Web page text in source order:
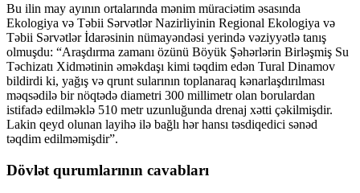
Bu ilin may ayının ortalarında mənim müraciətim əsasında
Ekologiya və Təbii Sərvətlər Nazirliyinin Regional Ekologiya və
Təbii Sərvətlər İdarəsinin nümayəndəsi yerində vəziyyətlə tanış
olmuşdu: “Araşdırma zamanı özünü Böyük Şəhərlərin Birləşmiş Su
Təchizatı Xidmətinin əməkdaşı kimi təqdim edən Tural Dinamov
bildirdi ki, yağış və qrunt sularının toplanaraq kənarlaşdırılması
məqsədilə bir nöqtədə diametri 300 millimetr olan borulardan
istifadə edilməklə 510 metr uzunluğunda drenaj xətti çəkilmişdir.
Lakin qeyd olunan layihə ilə bağlı hər hansı təsdiqedici sənəd
təqdim edilməmişdir”.
Dövlət qurumlarının cavabları